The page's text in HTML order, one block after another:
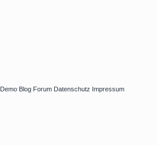
Demo Blog Forum Datenschutz Impressum